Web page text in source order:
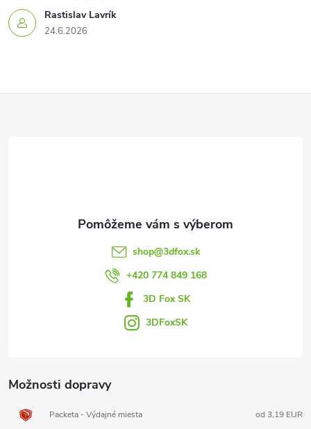
Rastislav Lavrík
24.6.2026
Možnosti dopravy
Packeta - Výdajné miesta
od 3,19 EUR
shop@3dfox.sk
+420 774 849 168
3D Fox SK
3DFoxSK